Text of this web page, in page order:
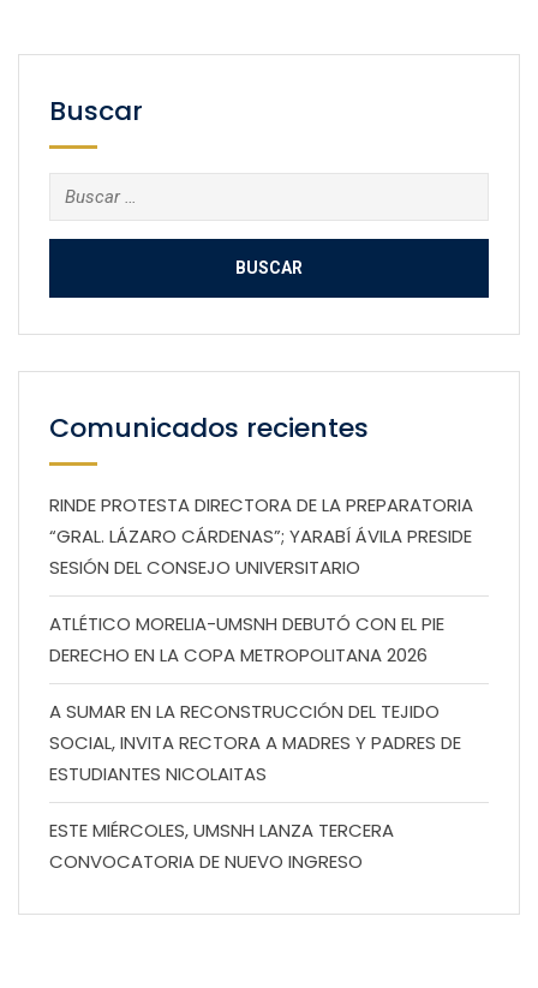
Buscar
Buscar:
Comunicados recientes
RINDE PROTESTA DIRECTORA DE LA PREPARATORIA
“GRAL. LÁZARO CÁRDENAS”; YARABÍ ÁVILA PRESIDE
SESIÓN DEL CONSEJO UNIVERSITARIO
ATLÉTICO MORELIA-UMSNH DEBUTÓ CON EL PIE
DERECHO EN LA COPA METROPOLITANA 2026
A SUMAR EN LA RECONSTRUCCIÓN DEL TEJIDO
SOCIAL, INVITA RECTORA A MADRES Y PADRES DE
ESTUDIANTES NICOLAITAS
ESTE MIÉRCOLES, UMSNH LANZA TERCERA
CONVOCATORIA DE NUEVO INGRESO